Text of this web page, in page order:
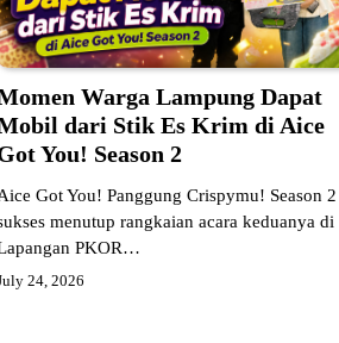
Warga Lampung Dapat
dari Stik Es Krim di Aice
You! Season 2
Got You! Panggung Crispymu! Season 2
menutup rangkaian acara keduanya di
PKOR…
24, 2026